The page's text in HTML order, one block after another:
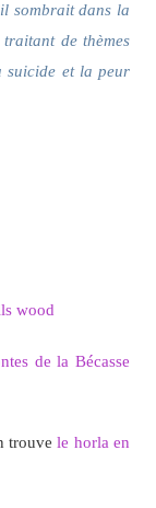
sombrait dans la
de thèmes
suicide et la peur
wood
de la Bécasse
trouvele horla en